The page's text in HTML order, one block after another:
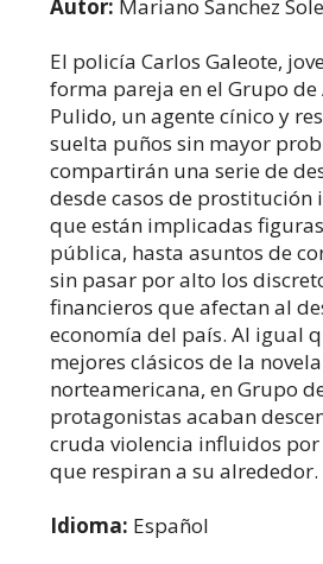
Autor: Mariano Sanchez
El policía Carlos Galeote,
forma pareja en el Grupo de
Pulido, un agente cínico y
suelta puños sin mayor
compartirán una serie de
desde casos de prostitución
que están implicadas
pública, hasta asuntos de
sin pasar por alto los
financieros que afectan al
economía del país. Al igual
mejores clásicos de la
norteamericana, en Grupo
protagonistas acaban
cruda violencia influidos
que respiran a su alrededor.
Idioma: Español